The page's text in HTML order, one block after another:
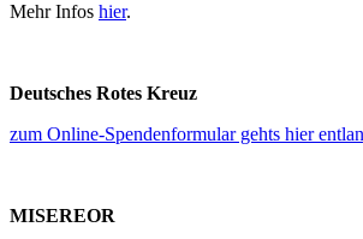
Mehr Infos hier.
Deutsches Rotes Kreuz
zum Online-Spendenformular gehts hier
MISEREOR